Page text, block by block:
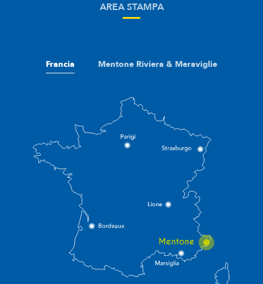
AREA STAMPA
Francia Mentone Riviera & Meraviglie